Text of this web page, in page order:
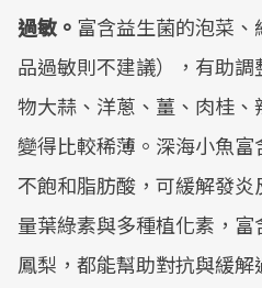
過敏。 富含益生菌的泡菜
品過敏則不建議），有助
物大蒜、洋蔥、薑、肉桂
變得比較稀薄。深海小魚
不飽和脂肪酸，可緩解發
量葉綠素與多種植化素，
鳳梨，都能幫助對抗與緩